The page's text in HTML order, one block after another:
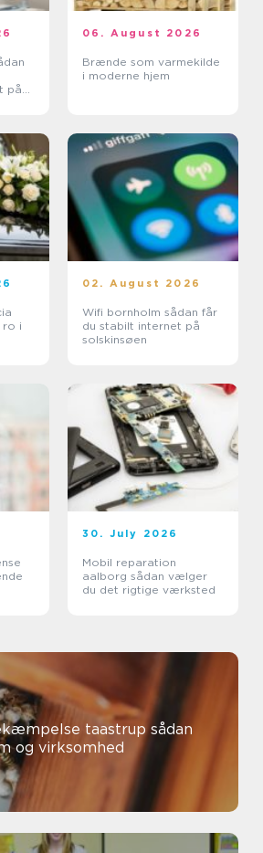
på
06. August 2026
Brænde som varmekilde
i moderne hjem
ro i
02. August 2026
Wifi bornholm sådan får
du stabilt internet på
solskinsøen
30. July 2026
Mobil reparation
aalborg sådan vælger
du det rigtige værksted
taastrup sådan
og virksomhed